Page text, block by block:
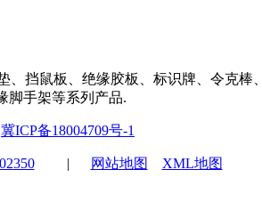
挡鼠板、绝缘胶板、标识牌、令克棒
脚手架等系列产品.
冀ICP备18004709号-1
| 网站地图 XML地图